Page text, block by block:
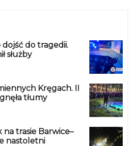
dojść do tragedii.
służby
Kręgach. II
tłumy
trasie Barwice–
nastoletni